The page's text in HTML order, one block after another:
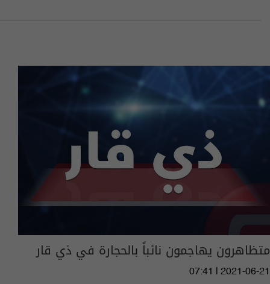
متظاهرون يهاجمون نائباً بالحجارة في ذي قار
07:41 | 2021-06-21